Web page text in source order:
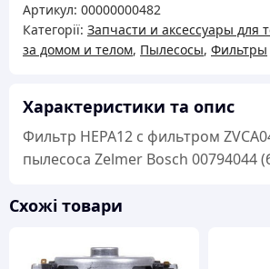
фильтром
ZVCA041S
для
Zelmer
Bosch
00794044
коробки)
Артикул: 00000000482
Категорії: Запчасти и аксессуары для
за домом и телом, Пылесосы, Фильтры
Характеристики та опис
Фильтр HEPA12 с фильтром
пылесоса Zelmer Bosch 00794044
Схожі товари